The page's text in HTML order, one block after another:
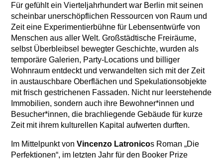
Für gefühlt ein Vierteljahrhundert war Berlin mit seinen
scheinbar unerschöpflichen Ressourcen von Raum und
Zeit eine Experimentierbühne für Lebensentwürfe von
Menschen aus aller Welt. Großstädtische Freiräume,
selbst Überbleibsel bewegter Geschichte, wurden als
temporäre Galerien, Party-Locations und billiger
Wohnraum entdeckt und verwandelten sich mit der Zeit
in austauschbare Oberflächen und Spekulationsobjekte
mit frisch gestrichenen Fassaden. Nicht nur leerstehende
Immobilien, sondern auch ihre Bewohner*innen und
Besucher*innen, die brachliegende Gebäude für kurze
Zeit mit ihrem kulturellen Kapital aufwerten durften.
Im Mittelpunkt von Vincenzo Latronicos Roman „Die
Perfektionen“, im letzten Jahr für den Booker Prize